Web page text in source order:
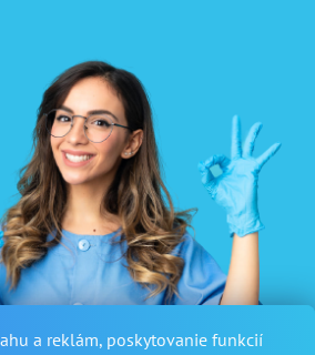
a reklám, poskytovanie funkcií